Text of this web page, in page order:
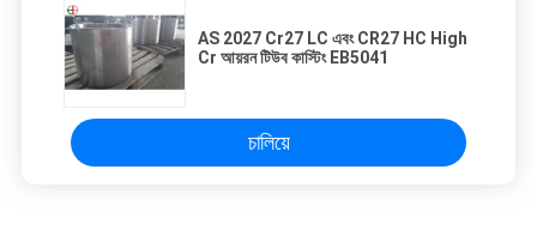
AS 2027 Cr27 LC এবং CR27 HC High
Cr আয়রন টিউব কাস্টিং EB5041
চালিয়ে